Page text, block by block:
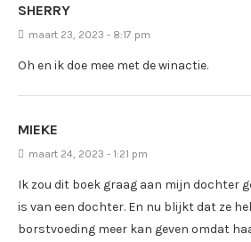
SHERRY
maart 23, 2023 - 8:17 pm
Oh en ik doe mee met de winactie.
MIEKE
maart 24, 2023 - 1:21 pm
Ik zou dit boek graag aan mijn dochter
is van een dochter. En nu blijkt dat ze
borstvoeding meer kan geven omdat